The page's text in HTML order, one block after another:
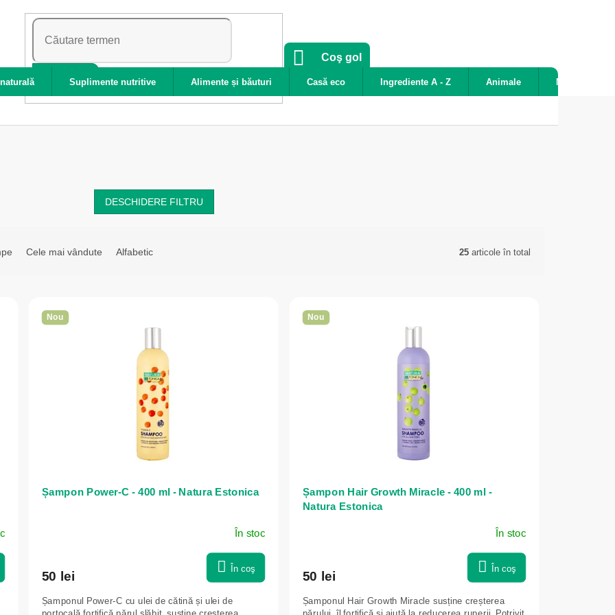
CĂUTARE
COŞ
CUMPĂRĂTURI
Coş gol
Suplimente nutritive Alimente și băuturi Casă eco Ingrediente A - Z Animale Noutăți
DESCHIDERE FILTRU
Cele mai vândute Alfabetic 25 articole în total
Nou
Șampon Power-C - 400 ml - Natura Estonica
În stoc
50 lei În coş
Șamponul Power-C cu ulei de cătină și ulei de
portocală fortifică părul slăbit, susține creșterea
Nou
Șampon Hair Growth Miracle - 400 ml -
Natura Estonica
În stoc
50 lei În coş
Șamponul Hair Growth Miracle susține creșterea
părului, îl fortifică și ajută la reducerea ruperii. Potrivit